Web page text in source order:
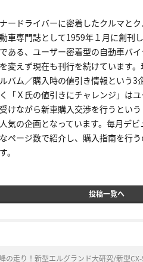
ードライバーに密着したクルマと
車専門誌として1959年１月に創刊
ある、ユーザー密着型の自動車バ
変えず現在も刊行を続けています
バム／購入時の値引き情報という3
「Ｘ氏の値引きにチャレンジ」は
けながら新車購入交渉を行うとい
気の企画となっています。毎月デ
ページ数で紹介し、購入指南を行
。
投稿一覧へ
の走り！新型エルグランド大研究/新型